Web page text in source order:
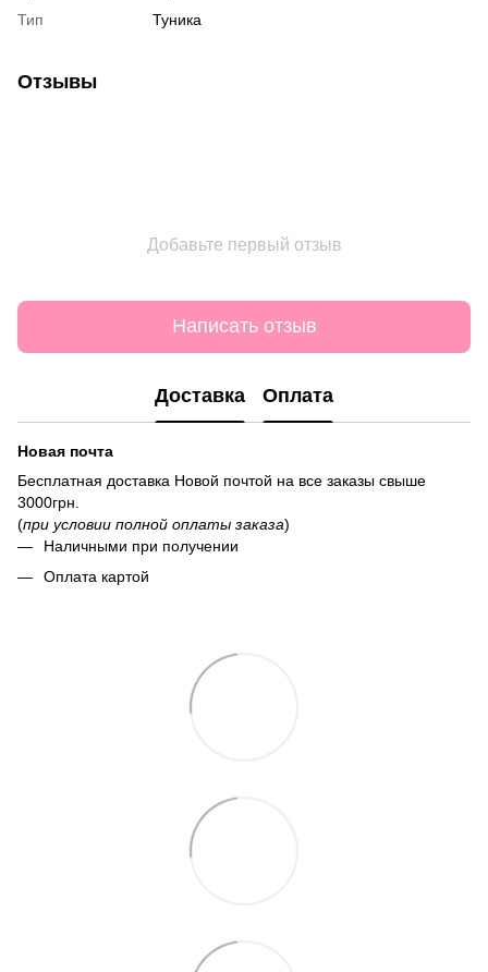
Тип
Туника
Отзывы
Добавьте первый отзыв
Написать отзыв
Доставка Оплата
Новая почта
Бесплатная доставка Новой почтой на все заказы свыше
3000грн.
(при условии полной оплаты заказа)
Наличными при получении
Оплата картой